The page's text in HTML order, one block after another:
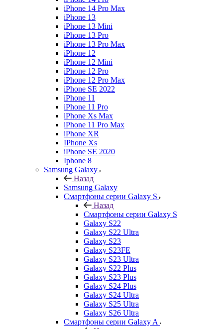
iPhone 14 Pro Max
iPhone 13
iPhone 13 Mini
iPhone 13 Pro
iPhone 13 Pro Max
iPhone 12
iPhone 12 Mini
iPhone 12 Pro
iPhone 12 Pro Max
iPhone SE 2022
iPhone 11
iPhone 11 Pro
iPhone Xs Max
iPhone 11 Pro Max
iPhone XR
IPhone Xs
iPhone SE 2020
Iphone 8
Samsung Galaxy
Назад
Samsung Galaxy
Смартфоны серии Galaxy S
Назад
Смартфоны серии Galaxy S
Galaxy S22
Galaxy S22 Ultra
Galaxy S23
Galaxy S23FE
Galaxy S23 Ultra
Galaxy S22 Plus
Galaxy S23 Plus
Galaxy S24 Plus
Galaxy S24 Ultra
Galaxy S25 Ultra
Galaxy S26 Ultra
Смартфоны серии Galaxy A